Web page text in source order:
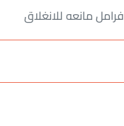
فرامل مانعه للانغلاق